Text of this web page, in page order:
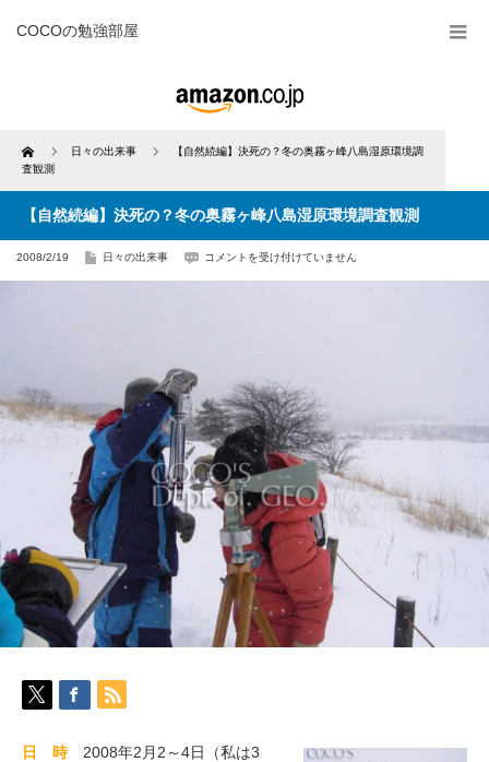
COCOの勉強部屋
Home 日々の出来事
【自然続編】決死の？冬の奥霧ヶ峰八島湿原環境調
査観測
【自然続編】決死の？冬の奥霧ヶ峰八島湿原環境調査観測
2008/2/19 日々の出来事
【自
八
島
湿
原
環
境
調
査
観
測
は
コメントを受け付けていません
日 時2008年2月2～4日（私は3